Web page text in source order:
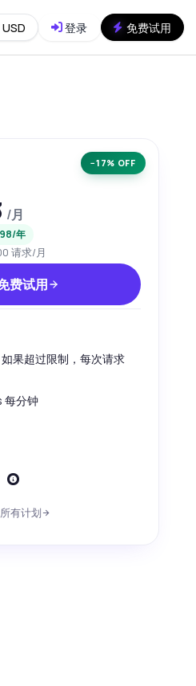
登录 免费试用
−17% OFF
/月
年
请求/月
费试用
果超过限制，每次请求
每分钟
有计划